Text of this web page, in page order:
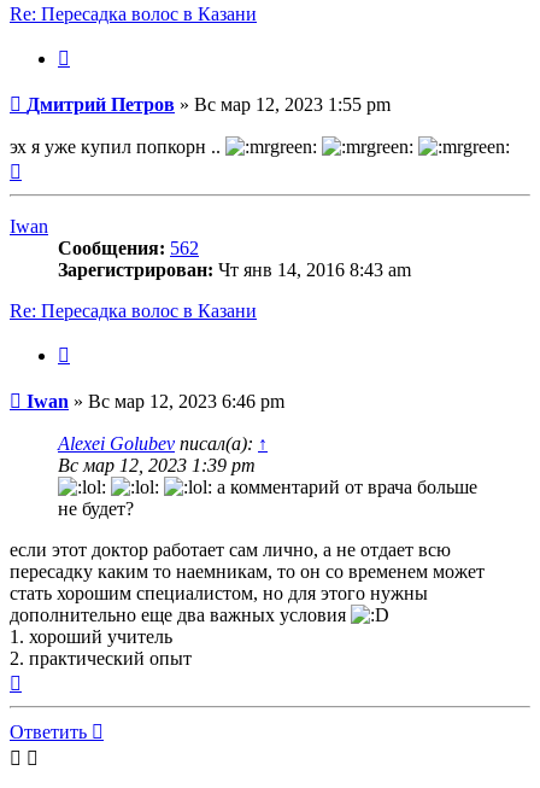
Re: Пересадка волос в Казани
Сообщение
Дмитрий Петров » Вс мар 12, 2023 1:55 pm
эх я уже купил попкорн ..
Iwan
Сообщения: 562
Зарегистрирован: Чт янв 14, 2016 8:43 am
Re: Пересадка волос в Казани
Сообщение
Iwan » Вс мар 12, 2023 6:46 pm
Alexei Golubev писал(а): ↑
Вс мар 12, 2023 1:39 pm
а комментарий от врача больше
не будет?
если этот доктор работает сам лично, а не отдает всю
пересадку каким то наемникам, то он со временем может
стать хорошим специалистом, но для этого нужны
дополнительно еще два важных условия
1. хороший учитель
2. практический опыт
началу
Ответить